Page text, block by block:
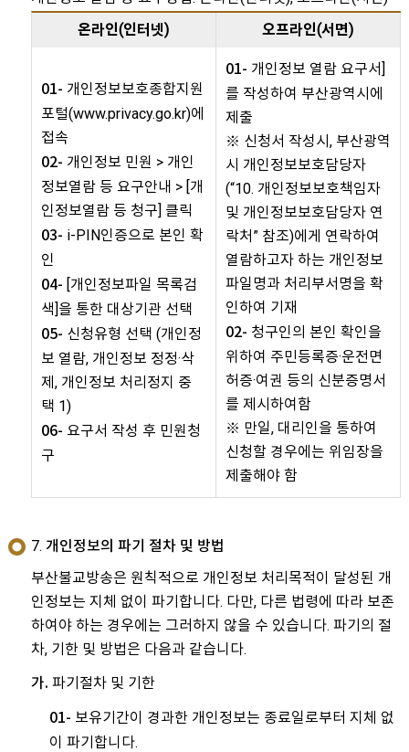
온라인(인터넷)
오프라인(서면)
01- 개인정보보호종합지원
포털(www.privacy.go.kr)에
접속
02- 개인정보 민원 > 개인
정보열람 등 요구안내 > [개
인정보열람 등 청구] 클릭
03- i-PIN인증으로 본인 확
인
04- [개인정보파일 목록검
색]을 통한 대상기관 선택
05- 신청유형 선택 (개인정
보 열람, 개인정보 정정·삭
제, 개인정보 처리정지 중
택 1)
06- 요구서 작성 후 민원청
구
01- 개인정보 열람 요구서]
를 작성하여 부산광역시에
제출
※ 신청서 작성시, 부산광역
시 개인정보보호담당자
(“10. 개인정보보호책임자
및 개인정보보호담당자 연
락처” 참조)에게 연락하여
열람하고자 하는 개인정보
파일명과 처리부서명을 확
인하여 기재
02- 청구인의 본인 확인을
위하여 주민등록증·운전면
허증·여권 등의 신분증명서
를 제시하여함
※ 만일, 대리인을 통하여
신청할 경우에는 위임장을
제출해야 함
7. 개인정보의 파기 절차 및 방법
부산불교방송은 원칙적으로 개인정보 처리목적이 달성된 개
인정보는 지체 없이 파기합니다. 다만, 다른 법령에 따라 보존
하여야 하는 경우에는 그러하지 않을 수 있습니다. 파기의 절
차, 기한 및 방법은 다음과 같습니다.
가. 파기절차 및 기한
01- 보유기간이 경과한 개인정보는 종료일로부터 지체 없
이 파기합니다.